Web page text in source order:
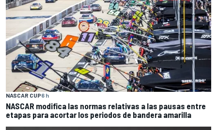
NASCAR CUP6 h
NASCAR modifica las normas relativas a las pausas entre
etapas para acortar los periodos de bandera amarilla